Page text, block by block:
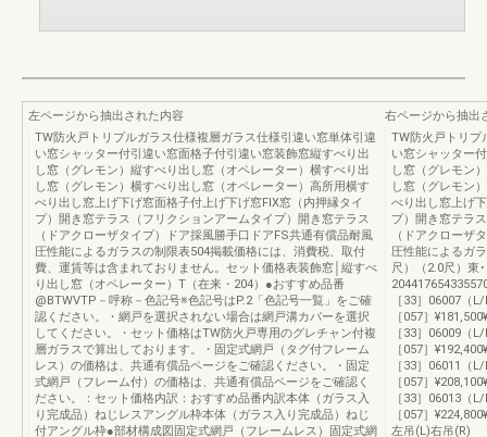
左ページから抽出された内容
TW防火戸トリプルガラス仕様複層ガラス仕様引違い窓単体引違
い窓シャッター付引違い窓面格子付引違い窓装飾窓縦すべり出
し窓（グレモン）縦すべり出し窓（オペレーター）横すべり出
し窓（グレモン）横すべり出し窓（オペレーター）高所用横す
べり出し窓上げ下げ窓面格子付上げ下げ窓FIX窓（内押縁タイ
プ）開き窓テラス（フリクションアームタイプ）開き窓テラス
（ドアクローザタイプ）ドア採風勝手口ドアFS共通有償品耐風
圧性能によるガラスの制限表504掲載価格には、消費税、取付
費、運賃等は含まれておりません。セット価格表装飾窓│縦すべ
り出し窓（オペレーター）T（在来・204）●おすすめ品番
@BTWVTP－呼称－色記号※色記号はP.2「色記号一覧」をご確
認ください。・網戸を選択されない場合は網戸溝カバーを選択
してください。・セット価格はTW防火戸専用のグレチャン付複
層ガラスで算出しております。・固定式網戸（タグ付フレーム
レス）の価格は、共通有償品ページをご確認ください。・固定
式網戸（フレーム付）の価格は、共通有償品ページをご確認く
ださい。：セット価格内訳：おすすめ品番内訳本体（ガラス入
り完成品）ねじレスアングル枠本体（ガラス入り完成品）ねじ
付アングル枠●部材構成図固定式網戸（フレームレス）固定式網
右ページから抽出
TW防火戸トリプ
い窓シャッター
し窓（グレモン
し窓（グレモン
べり出し窓上げ
プ）開き窓テラ
（ドアクローザ
圧性能によるガ
尺）（2.0尺）東
［33］06007（
［057］
［33］06009（
［057］
［33］06011（
［057］
［33］06013（
［057］
左吊(L)右吊(R)